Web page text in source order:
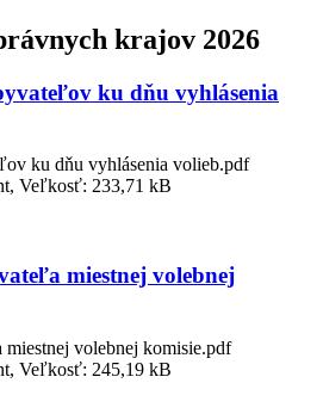
krajov 2026
ku dňu vyhlásenia
ku dňu vyhlásenia volieb.pdf
Veľkosť: 233,71 kB
miestnej volebnej
volebnej komisie.pdf
Veľkosť: 245,19 kB